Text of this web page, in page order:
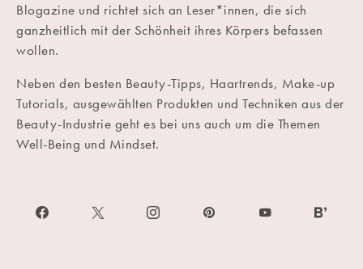
Blogazine und richtet sich an Leser*innen, die sich
ganzheitlich mit der Schönheit ihres Körpers befassen
wollen.
Neben den besten Beauty-Tipps, Haartrends, Make-up
Tutorials, ausgewählten Produkten und Techniken aus der
Beauty-Industrie geht es bei uns auch um die Themen
Well-Being und Mindset.